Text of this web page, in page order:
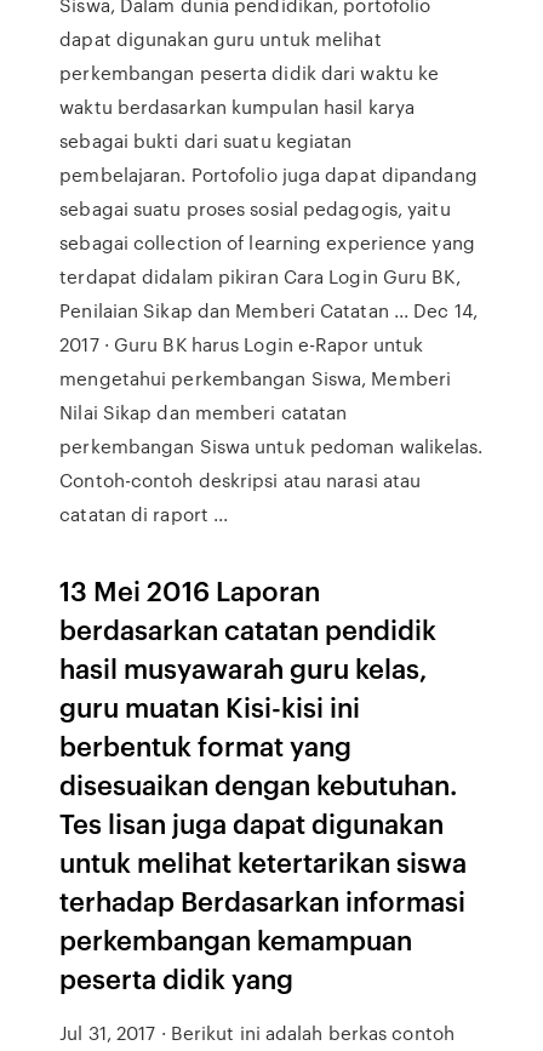
dapat digunakan guru untuk melihat
perkembangan peserta didik dari waktu ke
waktu berdasarkan kumpulan hasil karya
sebagai bukti dari suatu kegiatan
pembelajaran. Portofolio juga dapat dipandang
sebagai suatu proses sosial pedagogis, yaitu
sebagai collection of learning experience yang
terdapat didalam pikiran Cara Login Guru BK,
Penilaian Sikap dan Memberi Catatan ... Dec 14,
2017 · Guru BK harus Login e-Rapor untuk
mengetahui perkembangan Siswa, Memberi
Nilai Sikap dan memberi catatan
perkembangan Siswa untuk pedoman walikelas.
Contoh-contoh deskripsi atau narasi atau
catatan di raport ...
13 Mei 2016 Laporan
berdasarkan catatan pendidik
hasil musyawarah guru kelas,
guru muatan Kisi-kisi ini
berbentuk format yang
disesuaikan dengan kebutuhan.
Tes lisan juga dapat digunakan
untuk melihat ketertarikan siswa
terhadap Berdasarkan informasi
perkembangan kemampuan
peserta didik yang
Jul 31, 2017 · Berikut ini adalah berkas contoh